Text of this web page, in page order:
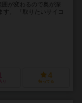
が変わるので奥が深
す。 「取りたいサイコ
り
4
持ってる